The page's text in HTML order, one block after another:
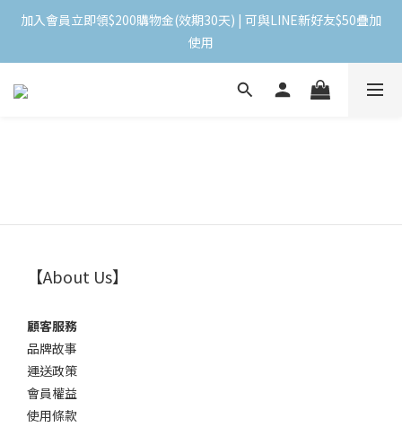
加入會員立即領$200購物金(效期30天) | 可與LINE新好友$50疊加
使用
加入會員立即領$200購物金(效期30天) | 可與LINE新好友$50疊加
使用
＼ 全館滿千贈千點 ／ 回饋無上限，效期60天！
使用
【About Us】
顧客服務
品牌故事
運送政策
會員權益
使用條款